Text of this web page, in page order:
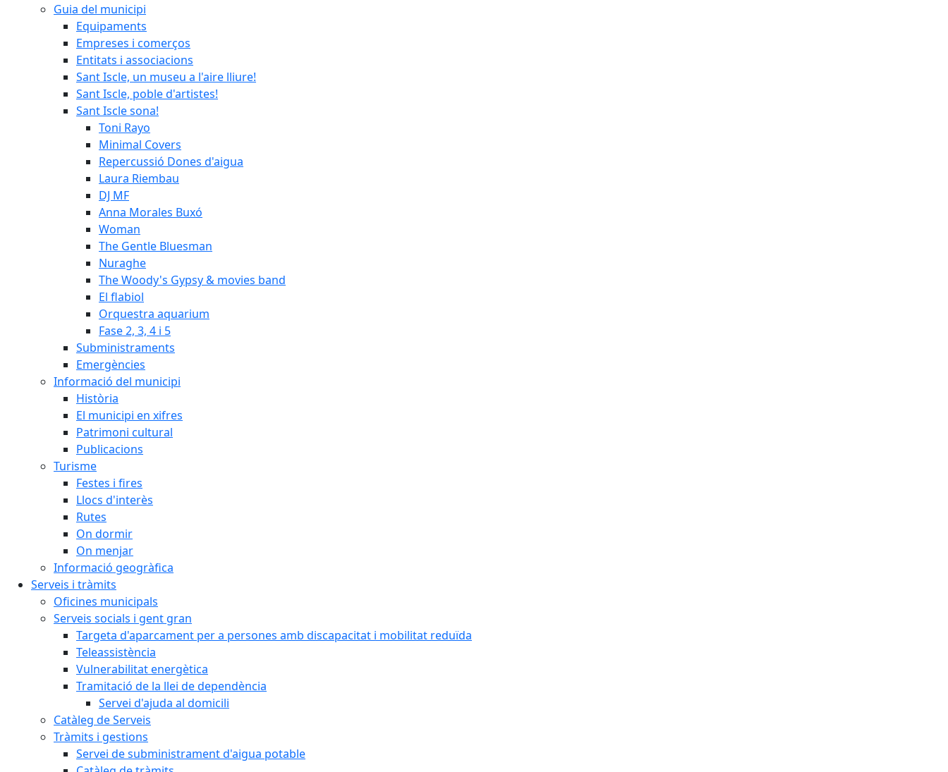
Guia del municipi
Equipaments
Empreses i comerços
Entitats i associacions
Sant Iscle, un museu a l'aire lliure!
Sant Iscle, poble d'artistes!
Sant Iscle sona!
Toni Rayo
Minimal Covers
Repercussió Dones d'aigua
Laura Riembau
DJ MF
Anna Morales Buxó
Woman
The Gentle Bluesman
Nuraghe
The Woody's Gypsy & movies band
El flabiol
Orquestra aquarium
Fase 2, 3, 4 i 5
Subministraments
Emergències
Informació del municipi
Història
El municipi en xifres
Patrimoni cultural
Publicacions
Turisme
Festes i fires
Llocs d'interès
Rutes
On dormir
On menjar
Informació geogràfica
Serveis i tràmits
Oficines municipals
Serveis socials i gent gran
Targeta d'aparcament per a persones amb discapacitat i mobilitat reduïda
Teleassistència
Vulnerabilitat energètica
Tramitació de la llei de dependència
Servei d'ajuda al domicili
Catàleg de Serveis
Tràmits i gestions
Servei de subministrament d'aigua potable